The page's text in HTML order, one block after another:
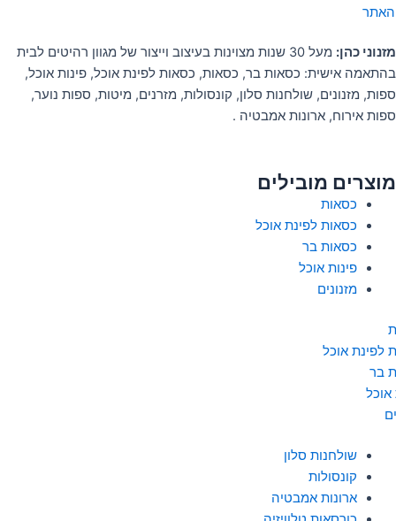
מזנוני כהן:
מעל 30 שנות מצוינות בעיצוב וייצור של מגוון רהיטים לבית
בהתאמה אישית: כסאות בר, כסאות, כסאות לפינת אוכל, פינות אוכל,
ספות, מזנונים, שולחנות סלון, קונסולות, מזרנים, מיטות, ספות נוער,
ספות אירוח, ארונות אמבטיה .
מוצרים מובילים
כסאות
כסאות לפינת אוכל
כסאות בר
פינות אוכל
מזנונים
לפינת אוכל
בר
אוכל
שולחנות סלון
קונסולות
ארונות אמבטיה